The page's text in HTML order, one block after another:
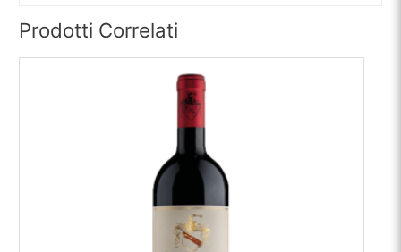
Prodotti Correlati